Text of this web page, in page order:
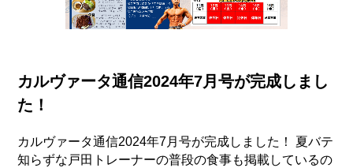
カルヴァータ通信2024年7月号が完成しまし
た！
カルヴァータ通信2024年7月号が完成しました！ 夏バテ
知らずな戸田トレーナーの普段の食事も掲載しているの